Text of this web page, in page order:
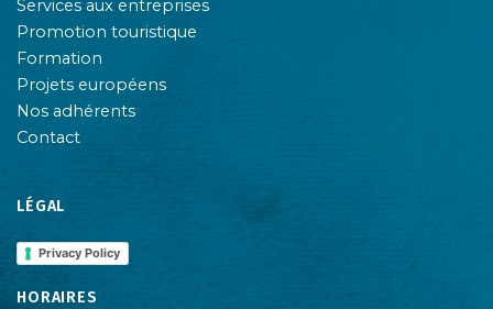
Services aux entreprises
Promotion touristique
Formation
Projets européens
Nos adhérents
Contact
LÉGAL
Privacy Policy
HORAIRES